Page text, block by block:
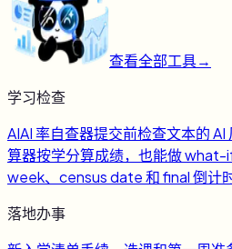
查看全部工具→
学习检查
AIAI 率自查器提交前检查文本的 AI
算器按学分算成绩，也能做 what-
week、census date 和 final 倒计
落地办事